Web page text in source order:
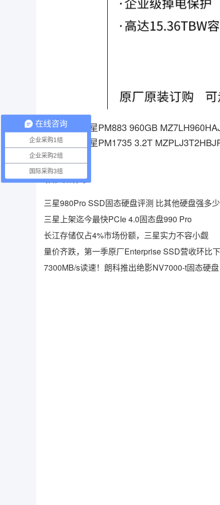
上一篇：
三星PM883 960GB
下一篇：
三星PM1735 3.2T
相关新闻
三星上架迄今最快PCIe 4.0固态盘990 Pro
长江存储仅占4%市场份额，三星实力不容小觑
量价齐跌，第一季原厂Enterprise SSD营收环比
在线咨询
企业采购1组
企业采购2组
国际采购3组